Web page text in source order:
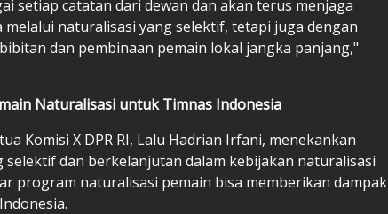
setiap catatan dari dewan dan akan terus menjaga
melalui naturalisasi yang selektif, tetapi juga dengan
dan pembinaan pemain lokal jangka panjang,"
Naturalisasi untuk Timnas Indonesia
Komisi X DPR RI, Lalu Hadrian Irfani, menekankan
selektif dan berkelanjutan dalam kebijakan naturalisasi
program naturalisasi pemain bisa memberikan dampak